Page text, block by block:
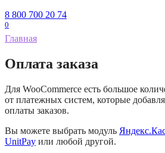
8 800 700 20 74
0
Главная
Оплата заказа
Для WooCommerce есть большое
от платежных систем, которые
оплаты заказов.
Вы можете выбрать модуль
UnitPay или любой другой.